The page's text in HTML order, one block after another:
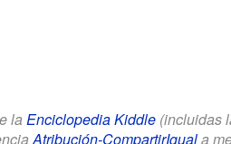
la Enciclopedia Kiddle(incluidas
Atribución-CompartirIguala